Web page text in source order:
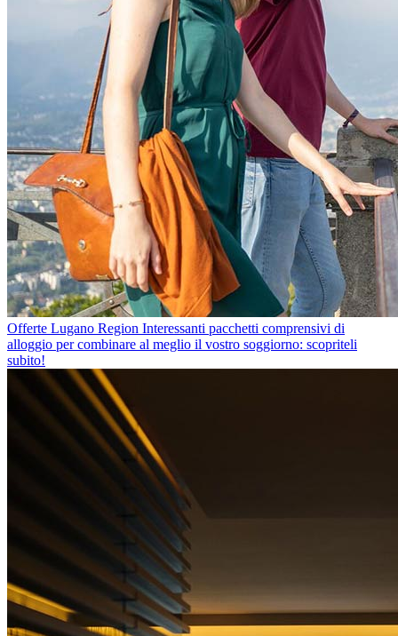
Offerte Lugano Region Interessanti pacchetti comprensivi di
alloggio per combinare al meglio il vostro soggiorno: scopriteli
subito!